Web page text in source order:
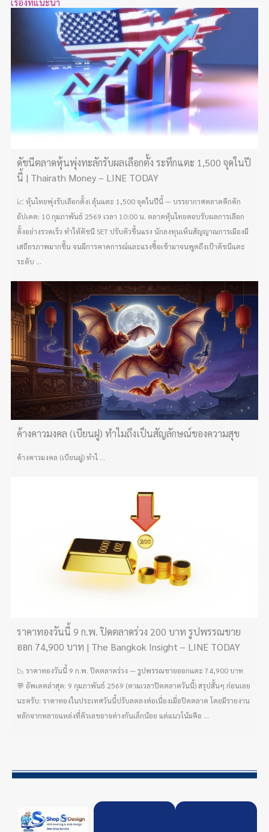
ดัชนีตลาดหุ้นพุ่งทะลักรับผลเลือกตั้ง ระทึกแตะ 1,500 จุดในปี
นี้ | Thairath Money – LINE TODAY
📈 หุ้นไทยพุ่งรับเลือกตั้ง! ลุ้นแตะ 1,500 จุดในปีนี้ — บรรยากาศตลาดคึกคัก
อัปเดต: 10 กุมภาพันธ์ 2569 เวลา 10:00 น. ตลาดหุ้นไทยตอบรับผลการเลือก
ตั้งอย่างรวดเร็ว ทำให้ดัชนี SET ปรับตัวขึ้นแรง นักลงทุนเห็นสัญญาณการเมืองมี
เสถียรภาพมากขึ้น จนมีการคาดการณ์และแรงซื้อเข้ามาจนพูดถึงเป้าดัชนีแตะ
ระดับ ...
ค้างคาวมงคล (เบียนฝู) ทำไมถึงเป็นสัญลักษณ์ของความสุข
ค้างคาวมงคล (เบียนฝู) ทำไ ...
ราคาทองวันนี้ 9 ก.พ. ปิดตลาดร่วง 200 บาท รูปพรรณขาย
ออก 74,900 บาท | The Bangkok Insight – LINE TODAY
📉 ราคาทองวันนี้ 9 ก.พ. ปิดตลาดร่วง — รูปพรรณขายออกแตะ 74,900 บาท
💬 อัพเดตล่าสุด: 9 กุมภาพันธ์ 2569 (ตามเวลาปิดตลาดวันนี้) สรุปสั้นๆ ก่อนเลย
นะครับ: ราคาทองในประเทศวันนี้ปรับลดลงต่อเนื่องเมื่อปิดตลาด โดยมีรายงาน
หลักจากหลายแหล่งที่ตัวเลขอาจต่างกันเล็กน้อย แต่แนวโน้มคือ ...